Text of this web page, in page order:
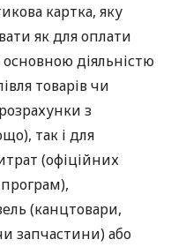
картка, яку
як для оплати
основною діяльністю
товарів чи
з
так і для
(офіційних
(канцтовари,
запчастини) або